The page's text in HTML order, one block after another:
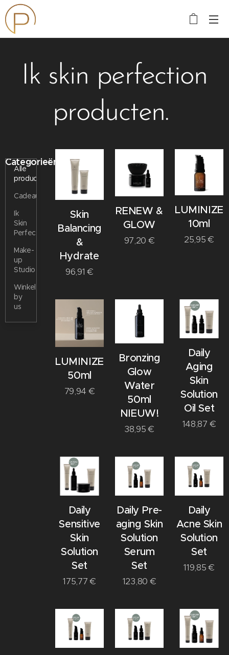
Ik skin perfection
producten.
Categorieën
Alle
producten
Cadeaubonnen
Ik
Skin
Perfection
Make-
up
Studio
Winkeltje
by
us
Skin
Balancing
&
Hydrate
96,91 €
RENEW &
GLOW
97,20 €
LUMINIZE+
10ml
25,95€
LUMINIZE+
50ml
79,94 €
Bronzing
Glow
Water
50ml
NIEUW!
38,95€
Daily
Aging
Skin
Solution
Oil Set
148,87 €
Daily
Sensitive
Skin
Solution
Set
175,77€
Daily Pre-
aging Skin
Solution
Serum
Set
123,80 €
Daily
Acne Skin
Solution
Set
119,85€